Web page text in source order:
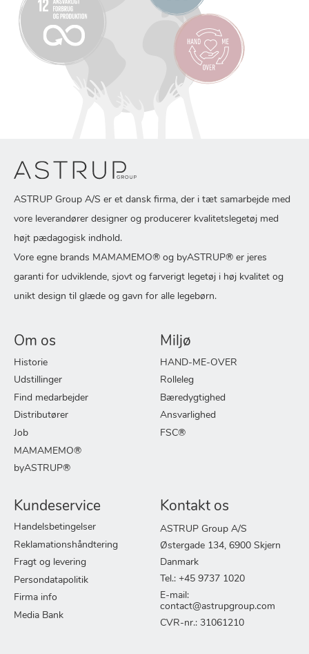
ASTRUP Group A/S er et dansk firma, der i tæt samarbejde med
vore leverandører designer og producerer kvalitetslegetøj med
højt pædagogisk indhold.
Vore egne brands MAMAMEMO® og byASTRUP® er jeres
garanti for udviklende, sjovt og farverigt legetøj i høj kvalitet og
unikt design til glæde og gavn for alle legebørn.
Om os
Historie
Udstillinger
Find medarbejder
Distributører
Job
MAMAMEMO®
byASTRUP®
Miljø
HAND-ME-OVER
Rolleleg
Bæredygtighed
Ansvarlighed
FSC®
Kundeservice
Handelsbetingelser
Reklamationshåndtering
Fragt og levering
Persondatapolitik
Firma info
Media Bank
Kontakt os
ASTRUP Group A/S
Østergade 134, 6900 Skjern
Danmark
Tel.: +45 9737 1020
E-mail:
contact@astrupgroup.com
CVR-nr.: 31061210